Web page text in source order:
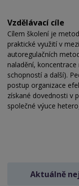
Vzdělávací cíle
Cílem školení je
praktické využití v
autoregulačních
naladění,
schopností a další).
postup organizace
získané dovednosti v
společné výuce
Aktuálně